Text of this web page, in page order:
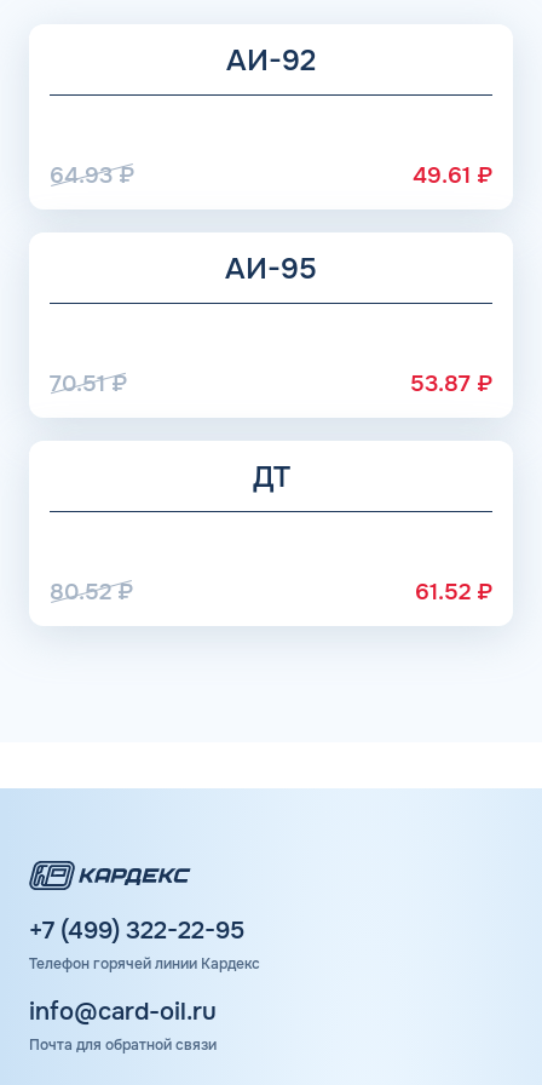
Премиальные составы могут выдерживать понижение
значений до -120 градусов (зависит от изготовителя), в
жидкость добавляются недешевые присадки, но и
АИ-92
64.93₽ 49.61 ₽
АИ-95
70.51₽ 53.87 ₽
ДТ
80.52₽ 61.52 ₽
+7 (499) 322-22-95
Телефон горячей линии Кардекс
info@card-oil.ru
Почта для обратной связи